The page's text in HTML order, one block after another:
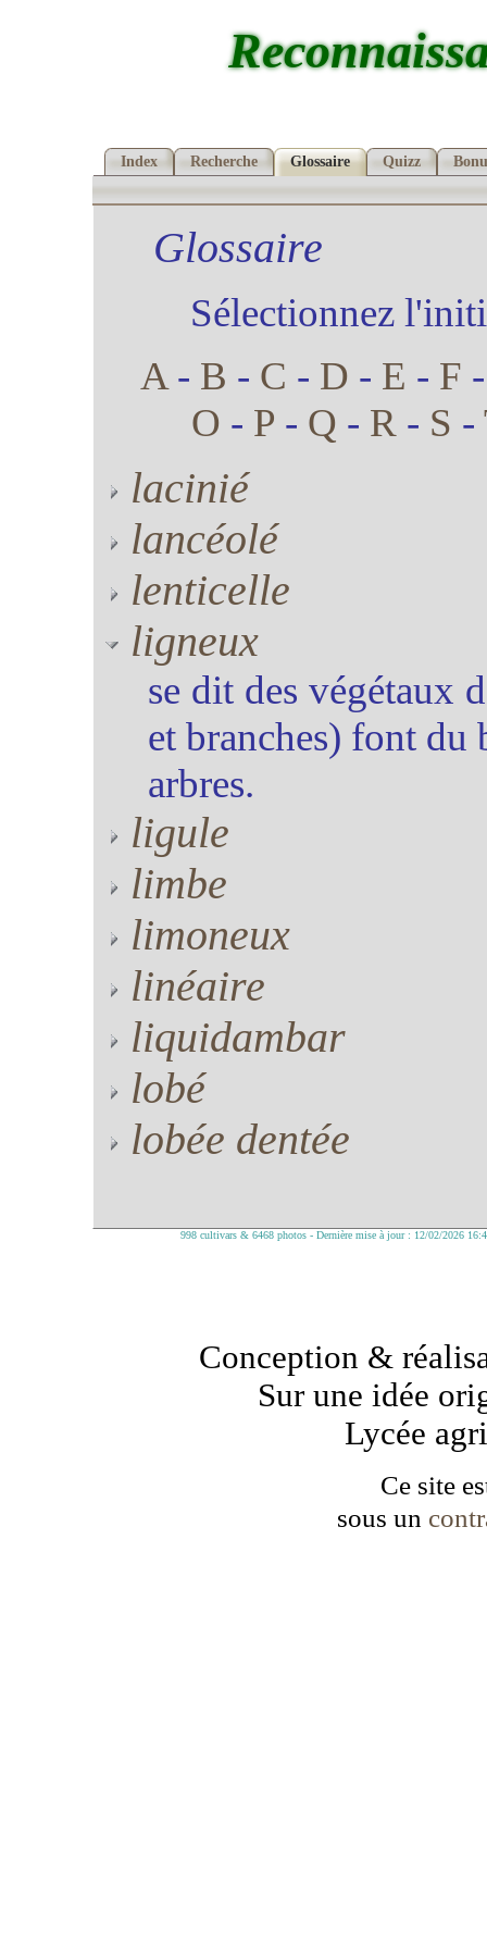
Index Recherche Glossaire Quizz
Glossaire
Sélectionnez
A- B - C - D - E - F
O - P - Q - R - S -
lacinié
lancéolé
lenticelle
ligneux
se dit des végétaux
et branches) font du
arbres.
ligule
limbe
limoneux
linéaire
liquidambar
lobé
lobée dentée
998 cultivars & 6468 photos - Dernière mise à jour : 12/02/2026
Conception &
Sur une idée
Lycée
Ce site
sous un